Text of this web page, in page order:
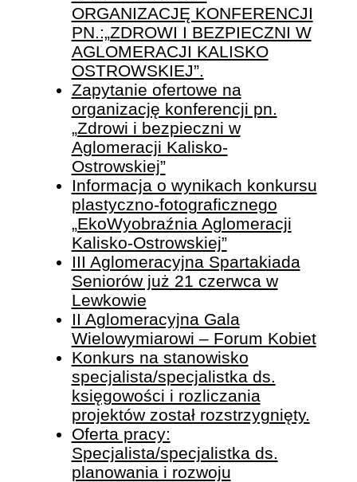
ORGANIZACJĘ KONFERENCJI
PN.:„ZDROWI I BEZPIECZNI W
AGLOMERACJI KALISKO
OSTROWSKIEJ”.
Zapytanie ofertowe na
organizację konferencji pn.
„Zdrowi i bezpieczni w
Aglomeracji Kalisko-
Ostrowskiej”
Informacja o wynikach konkursu
plastyczno-fotograficznego
„EkoWyobraźnia Aglomeracji
Kalisko-Ostrowskiej”
III Aglomeracyjna Spartakiada
Seniorów już 21 czerwca w
Lewkowie
II Aglomeracyjna Gala
Wielowymiarowi – Forum Kobiet
Konkurs na stanowisko
specjalista/specjalistka ds.
księgowości i rozliczania
projektów został rozstrzygnięty.
Oferta pracy:
Specjalista/specjalistka ds.
planowania i rozwoju